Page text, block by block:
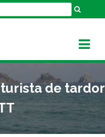
de tardor